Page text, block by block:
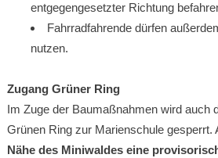
entgegengesetzter Richtung
Fahrradfahrende dürfen
nutzen.
Zugang Grüner Ring
Im Zuge der Baumaßnahmen wird auch
Grünen Ring zur Marienschule gesperrt.
Nähe des Miniwaldes eine